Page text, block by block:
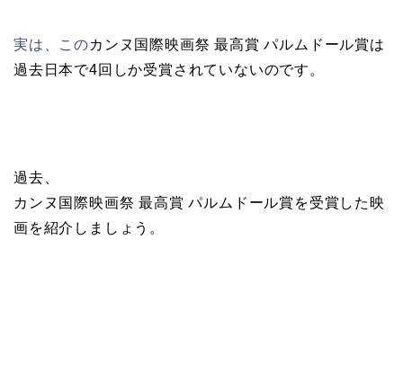
実は、このカンヌ国際映画祭 最高賞 パルムドール賞は
過去日本で4回しか受賞されていないのです。
過去、
カンヌ国際映画祭 最高賞 パルムドール賞を受賞した映
画を紹介しましょう。